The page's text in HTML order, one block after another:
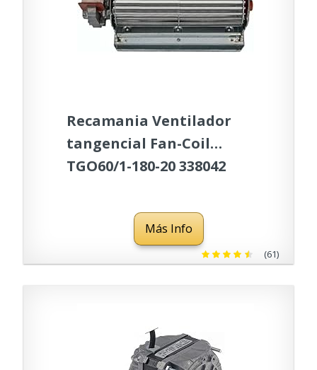
Recamania Ventilador
tangencial Fan-Coil
TGO60/1-180-20 338042
Más Info
(61)